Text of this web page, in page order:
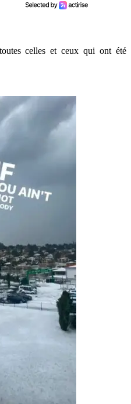
celles et ceux qui ont été